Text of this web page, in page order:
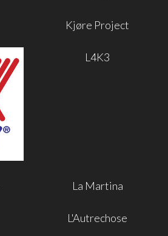
Kjøre Project
L4K3
La Martina
L'Autrechose